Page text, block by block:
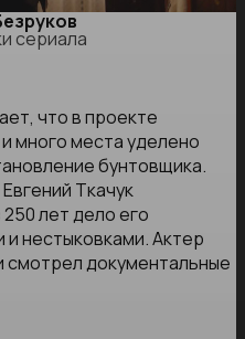
сериала
что в проекте
много места уделено
бунтовщика.
Ткачук
лет дело его
нестыковками. Актер
смотрел документальные